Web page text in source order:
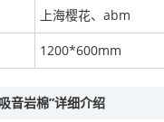
上海樱花、abm
1200*600mm
音岩棉”详细介绍